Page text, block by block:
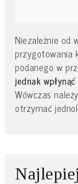
Niezależnie od
przygotowania
podanego w
jednak
Wówczas
otrzymać